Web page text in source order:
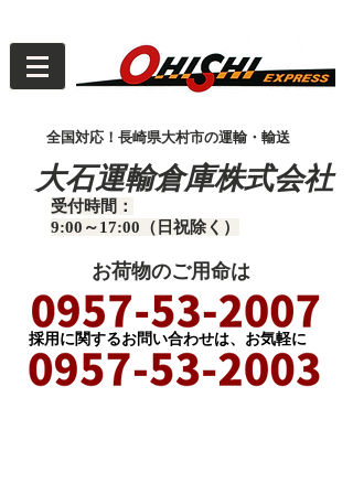
全国対応！長崎県大村市の運輸・輸送
大石運輸倉庫株式会社
受付時間：
9:00～17:00（日祝除く）
お荷物のご用命は
​採用に関するお問い合わせは、お気軽に